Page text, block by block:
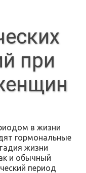
при
в жизни
гормональные
жизни
и обычный
период